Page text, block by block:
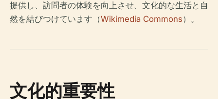
提供し、訪問者の体験を向上させ、文化的な生活と自
然を結びつけています（Wikimedia Commons）。
文化的重要性